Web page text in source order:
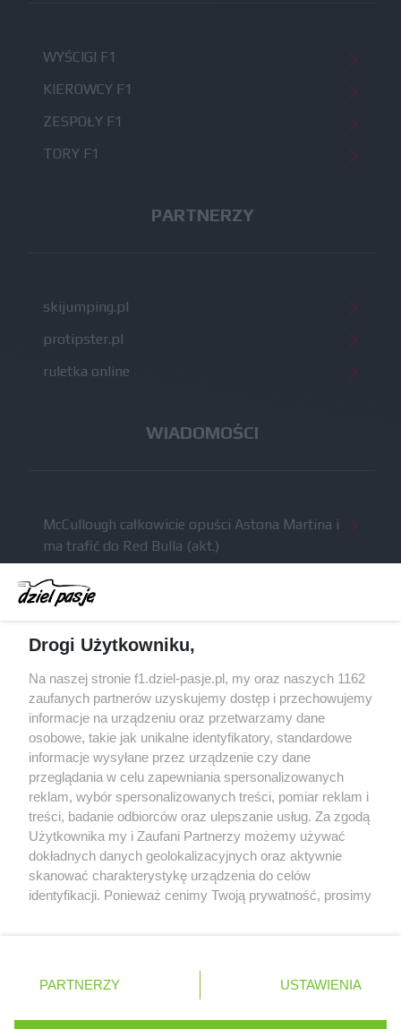
WYŚCIGI F1
KIEROWCY F1
ZESPOŁY F1
TORY F1
PARTNERZY
skijumping.pl
protipster.pl
ruletka online
WIADOMOŚCI
McCullough całkowicie opuści Astona Martina i
ma trafić do Red Bulla (akt.)
zeszłego sezonu
algorytmach?
Honda uświadomiła sobie skalę problemów z
silnikiem dopiero w styczniu
Audi planuje wprowadzić jeszcze cztery duże
pakiety poprawek w 2026 roku
Polityka prywatności © 2004 - 2026 GPmedia
Kopiowanie treści bez
zgody autorów zabronione.
powiązana w żaden sposób z grupą przedsiębiorstw Formula
One, oraz oznaczeniami F1, FORMULA ONE, FORMULA 1 FIA
Serwis internetowy, z którego korzystasz, używa plików
cookies. Są to pliki instalowane w urządzeniach
końcowych osób korzystających z serwisu, w celu
administrowania serwisem, poprawy jakości
Dowiedz się więcej o naszej polityce
Drogi Użytkowniku,
Na naszej stronie f1.dziel-pasje.pl, my oraz naszych 1162
zaufanych partnerów uzyskujemy dostęp i przechowujemy
informacje na urządzeniu oraz przetwarzamy dane
osobowe, takie jak unikalne identyfikatory, standardowe
informacje wysyłane przez urządzenie czy dane
przeglądania w celu zapewniania spersonalizowanych
reklam, wybór spersonalizowanych treści, pomiar reklam i
treści, badanie odbiorców oraz ulepszanie usług. Za zgodą
Użytkownika my i Zaufani Partnerzy możemy używać
dokładnych danych geolokalizacyjnych oraz aktywnie
skanować charakterystykę urządzenia do celów
identyfikacji. Ponieważ cenimy Twoją prywatność, prosimy
prywatności znajdujący się w lewym dolnym rogu strony
. Niektóre rodzaje przetwarzania danych nie wymagają
PARTNERZY USTAWIENIA